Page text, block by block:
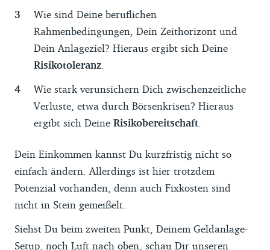
gehört auf ein gutverzinstes
Tagesgeldkonto.
Sobald Dein Notgroschen aufgefüllt ist,
Vermögensaufbau fließen. Eine mögliche
Aufteilung ist dann 15-5, das heißt 15
Prozent Deines Nettoeinkommens gehen in
auf DeinTagesgeldkonto.
In Euro ausgedrückt: Bei 2.500 Euro
Nettogehalt verwendest Du 1.250 Euro für
Euro für Deine Freizeit, 375 Euro für den
Wie sind Deine beruflichen
Rahmenbedingungen, Dein Zeithorizont und
Dein Anlageziel? Hieraus ergibt sich Deine
Risikotoleranz
Wie stark verunsichern Dich zwischenzeitliche
Verluste, etwa durch Börsenkrisen? Hieraus
ergibt sich Deine Risikobereitschaft
Dein Einkommen kannst Du kurzfristig nicht so
einfach ändern. Allerdings ist hier trotzdem
Potenzial vorhanden, denn auch Fixkosten sind
nicht in Stein gemeißelt.
Siehst Du beim zweiten Punkt, Deinem Geldanlage-
Setup, noch Luft nach oben, schau Dir unseren